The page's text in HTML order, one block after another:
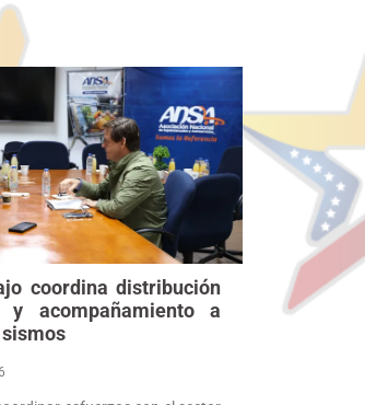
coordina distribución
y acompañamiento a